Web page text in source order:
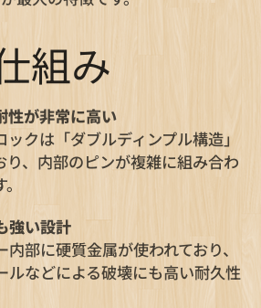
組み
性が非常に高い
クは「ダブルディンプル構造」
り、内部のピンが複雑に組み合わ
強い設計
部に硬質金属が使われており、
ルなどによる破壊にも高い耐久性